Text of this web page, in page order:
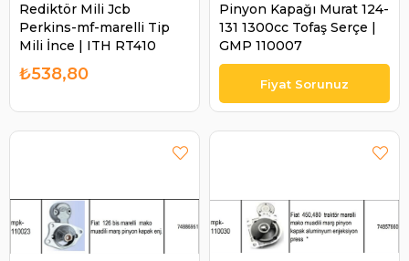
Rediktör Mili Jcb
Perkins-mf-marelli Tip
Mili İnce | ITH RT410
₺538,80
Pinyon Kapağı Murat 124-
131 1300cc Tofaş Serçe |
GMP 110007